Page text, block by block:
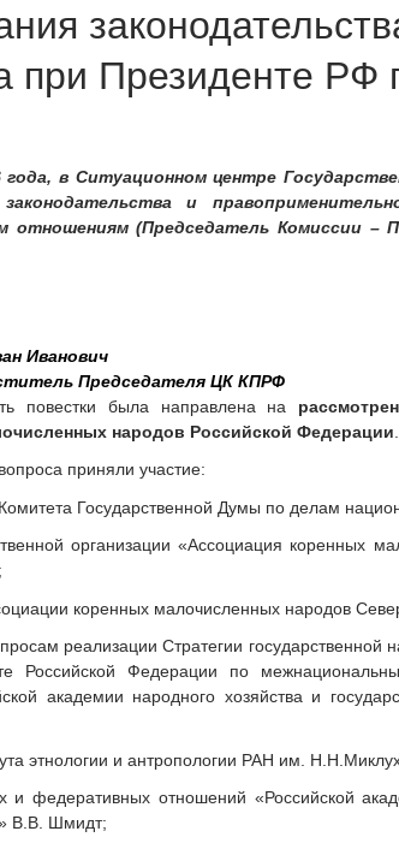
при Президенте
года, в Ситуационном центре
и
отношениям (Председатель Комиссии –
Иванович
Председателя ЦК КПРФ
повестки была направлена на
народов Российской Федерации
приняли участие:
Государственной Думы по делам
организации «Ассоциация коренных
коренных малочисленных народов
реализации Стратегии
Российской Федерации по
академии народного хозяйства и
этнологии и антропологии РАН им.
федеративных отношений «Российской
В.В. Шмидт;